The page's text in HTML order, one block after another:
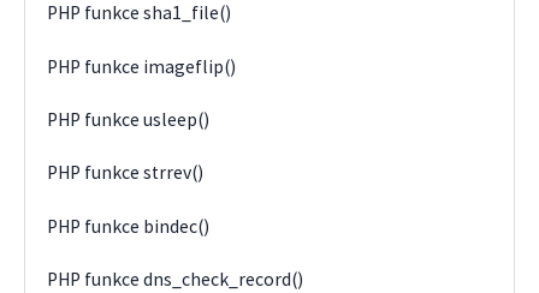
PHP funkce sha1_file()
PHP funkce imageflip()
PHP funkce usleep()
PHP funkce strrev()
PHP funkce bindec()
PHP funkce dns_check_record()